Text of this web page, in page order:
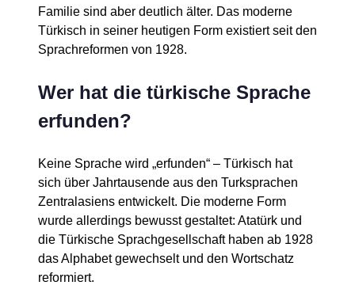
Familie sind aber deutlich älter. Das moderne
Türkisch in seiner heutigen Form existiert seit den
Sprachreformen von 1928.
Wer hat die türkische Sprache
erfunden?
Keine Sprache wird „erfunden“ – Türkisch hat
sich über Jahrtausende aus den Turksprachen
Zentralasiens entwickelt. Die moderne Form
wurde allerdings bewusst gestaltet: Atatürk und
die Türkische Sprachgesellschaft haben ab 1928
das Alphabet gewechselt und den Wortschatz
reformiert.